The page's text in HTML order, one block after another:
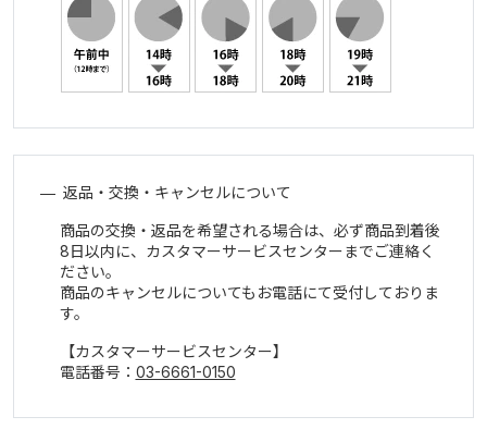
返品・交換・キャンセルについて
商品の交換・返品を希望される場合は、必ず商品到着後
8日以内に、カスタマーサービスセンターまでご連絡く
ださい。
商品のキャンセルについてもお電話にて受付しておりま
す。
【カスタマーサービスセンター】
電話番号： 03-6661-0150